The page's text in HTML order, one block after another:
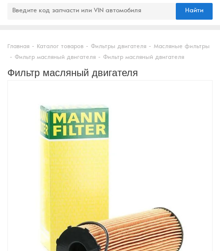
Найти
Главная - Каталог товаров - Фильтры двигателя - Масляные фильтры
- Фильтр масляный двигателя - Фильтр масляный двигателя
Фильтр масляный двигателя